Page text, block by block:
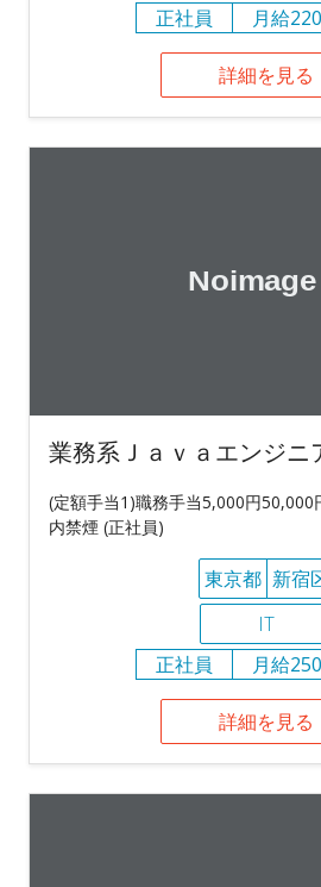
正社員
月給
詳細を見る
業務系Ｊａｖａエンジニ
(定額手当1)職務手当5,000円50,000
内禁煙 (正社員)
東京都 新宿
IT
正社員
月給
詳細を見る